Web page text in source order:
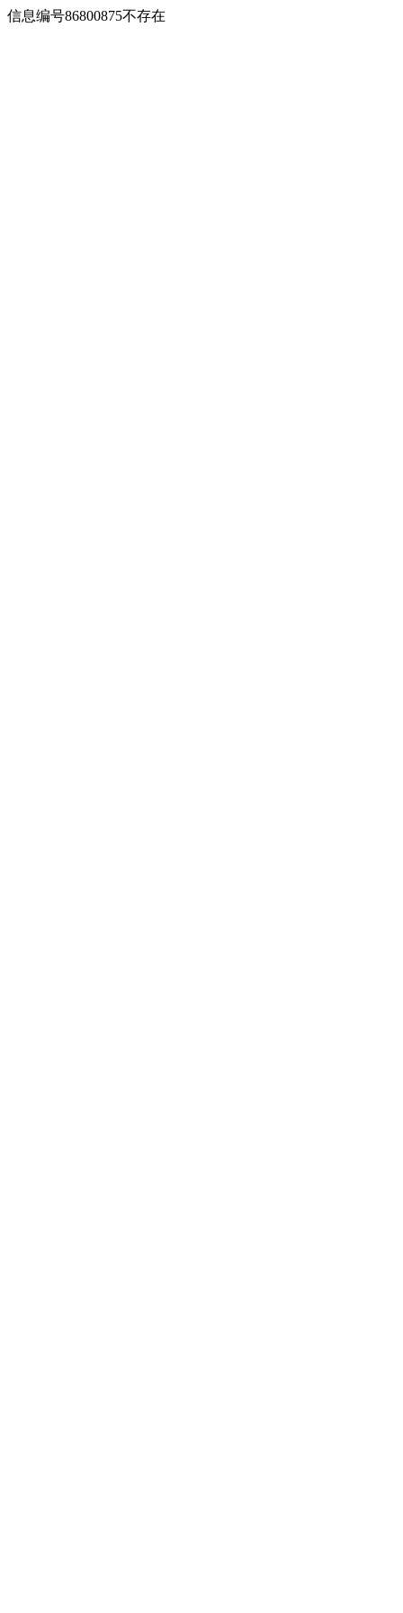
信息编号86800875不存在